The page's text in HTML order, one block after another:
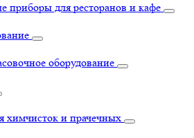
приборы для ресторанов и кафе
оборудование
химчисток и прачечных